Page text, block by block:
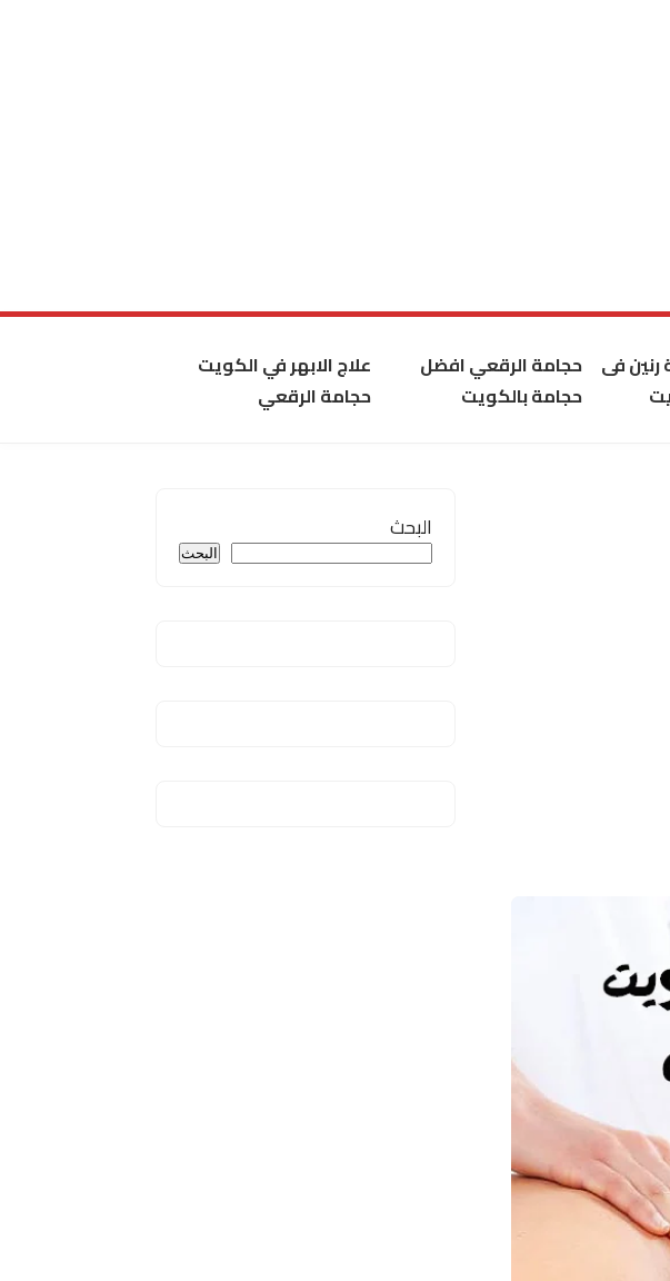
فى حجامة الرقعي افضل
حجامة بالكويت
علاج الابهر في الكويت
حجامة الرقعي
البحث
البحث